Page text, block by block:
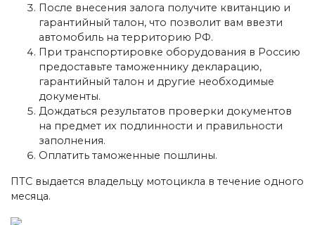
После внесения залога получите квитанцию ​​и
гарантийный талон, что позволит вам ввезти
автомобиль на территорию РФ.
При транспортировке оборудования в Россию
предоставьте таможеннику декларацию,
гарантийный талон и другие необходимые
документы.
Дождаться результатов проверки документов
на предмет их подлинности и правильности
заполнения.
Оплатить таможенные пошлины.
ПТС выдается владельцу мотоцикла в течение одного
месяца.